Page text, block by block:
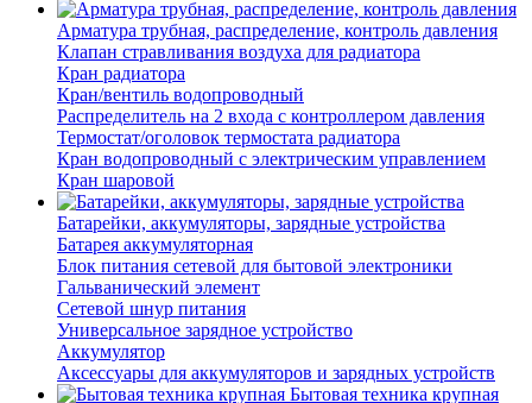
Арматура трубная, распределение, контроль давления
Клапан стравливания воздуха для радиатора
Кран радиатора
Кран/вентиль водопроводный
Распределитель на 2 входа с контроллером давления
Термостат/оголовок термостата радиатора
Кран водопроводный с электрическим управлением
Кран шаровой
Батарейки, аккумуляторы, зарядные устройства
Батарея аккумуляторная
Блок питания сетевой для бытовой электроники
Гальванический элемент
Сетевой шнур питания
Универсальное зарядное устройство
Аккумулятор
Аксессуары для аккумуляторов и зарядных устройств
Бытовая техника крупная